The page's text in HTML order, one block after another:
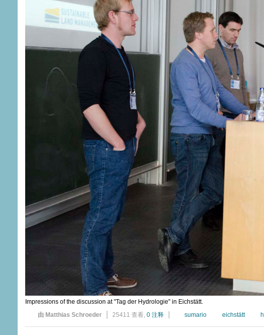
Impressions of the discussion at "Tag der Hydrologie" in Eichstätt.
由 Matthias Schroeder
25411 查看, 0 注释 sumario eichstätt